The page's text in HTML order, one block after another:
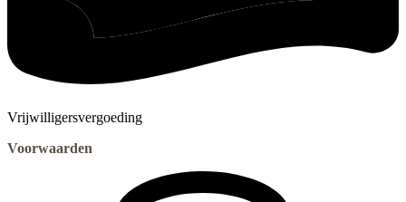
Vrijwilligersvergoeding
Voorwaarden